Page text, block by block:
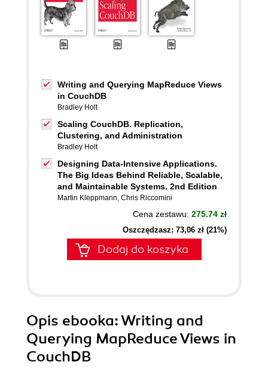
Writing and Querying MapReduce Views
in CouchDB
Bradley Holt
Scaling CouchDB. Replication,
Clustering, and Administration
Bradley Holt
Designing Data-Intensive Applications.
The Big Ideas Behind Reliable, Scalable,
and Maintainable Systems. 2nd Edition
Martin Kleppmann, Chris Riccomini
Cena zestawu: 275.74 zł
Oszczędzasz: 73,06 zł (21%)
Dodaj do koszyka
Opis ebooka: Writing and
Querying MapReduce Views in
CouchDB